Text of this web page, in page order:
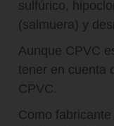
sulfúrico,
(salmuera) y
Aunque CPVC
tener en cuenta
CPVC.
Como